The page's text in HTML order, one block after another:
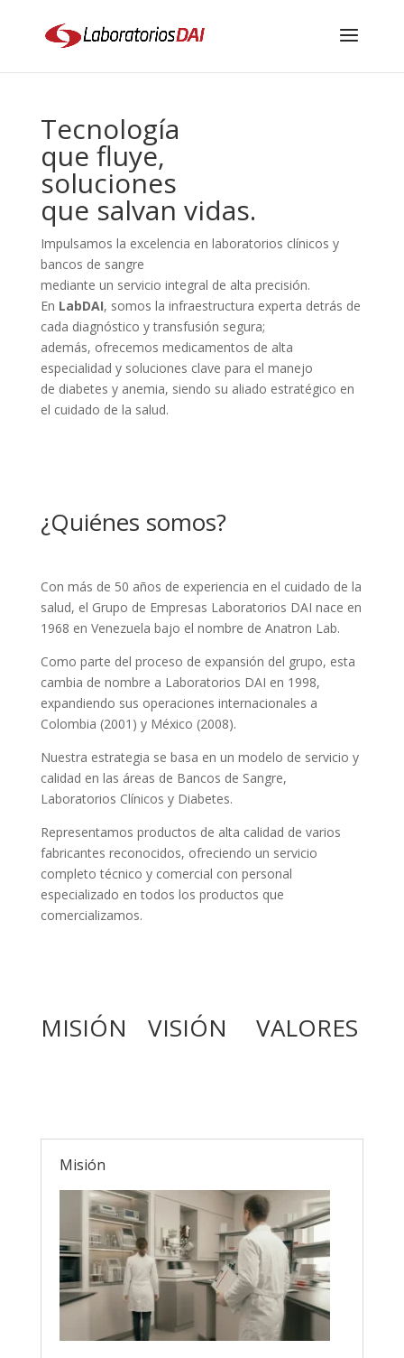
Tecnología
que fluye,
soluciones
que salvan vidas.
Impulsamos la excelencia en laboratorios clínicos y
bancos de sangre
mediante un servicio integral de alta precisión.
En LabDAI, somos la infraestructura experta detrás de
cada diagnóstico y transfusión segura;
además, ofrecemos medicamentos de alta
especialidad y soluciones clave para el manejo
de diabetes y anemia, siendo su aliado estratégico en
el cuidado de la salud.
¿Quiénes somos?
Con más de 50 años de experiencia en el cuidado de la
salud, el Grupo de Empresas Laboratorios DAI nace en
1968 en Venezuela bajo el nombre de Anatron Lab.
Como parte del proceso de expansión del grupo, esta
cambia de nombre a Laboratorios DAI en 1998,
expandiendo sus operaciones internacionales a
Colombia (2001) y México (2008).
Nuestra estrategia se basa en un modelo de servicio y
calidad en las áreas de Bancos de Sangre,
Laboratorios Clínicos y Diabetes.
Representamos productos de alta calidad de varios
fabricantes reconocidos, ofreciendo un servicio
completo técnico y comercial con personal
especializado en todos los productos que
comercializamos.
MISIÓN VISIÓN VALORES
Misión